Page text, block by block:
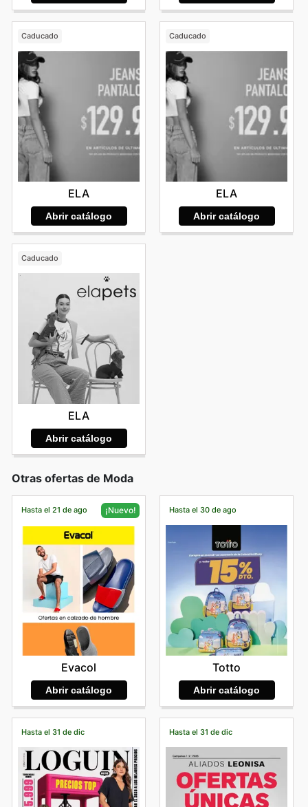
Caducado
ELA
Abrir catálogo
Caducado
ELA
Abrir catálogo
Caducado
ELA
Abrir catálogo
Otras ofertas de Moda
Hasta el 21 de ago ¡Nuevo!
Evacol
Abrir catálogo
Hasta el 30 de ago
Totto
Abrir catálogo
Hasta el 31 de dic Hasta el 31 de dic